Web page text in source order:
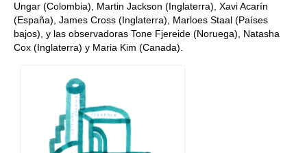
Ungar (Colombia), Martin Jackson (Inglaterra), Xavi Acarín
(España), James Cross (Inglaterra), Marloes Staal (Países
bajos), y las observadoras Tone Fjereide (Noruega), Natasha
Cox (Inglaterra) y Maria Kim (Canada).